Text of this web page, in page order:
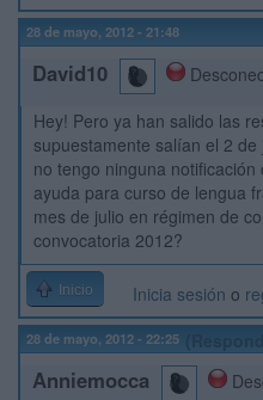
28 de mayo, 2012 - 21:48
David10
Hey! Pero ya han salido las
supuestamente salían el 2
no tengo ninguna
ayuda para curso de lengua
mes de julio en régimen de
convocatoria 2012?
Inicio Inicia sesión o
28 de mayo, 2012 - 22:25
Anniemocca